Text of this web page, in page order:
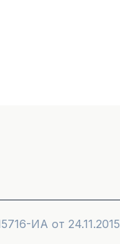
ИА от 24.11.2015